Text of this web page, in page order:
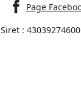
Page
Siret :